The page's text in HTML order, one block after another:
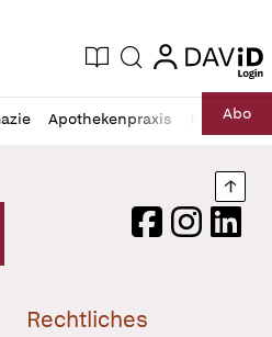
Zeitung
Aktuelle Ausgabe
Suche login
login
Apothekenpraxis RechtAbo
Logo
FacebookInstagram
Rechtliches